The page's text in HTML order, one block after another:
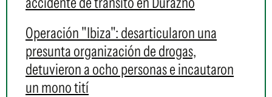
Operación "Ibiza": desarticularon una
presunta organización de drogas,
detuvieron a ocho personas e incautaron
un mono tití